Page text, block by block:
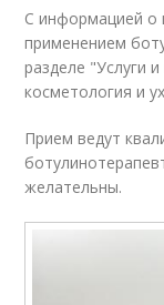
С информацией о
применением
разделе "Услуги
косметология и
Прием ведут
желательны.